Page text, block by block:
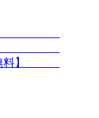
無料】
無料】
【無料】